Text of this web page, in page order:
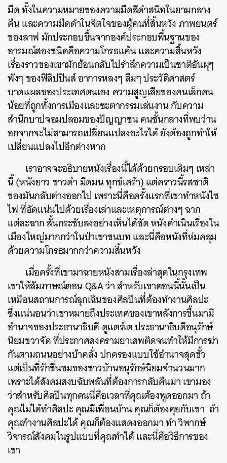
มืด ทั้งในความหมายของความมืดสีดำสนิทในยามกลาง
คืน และความมืดดำในจิตใจของผู้คนที่สิ้นหวัง ภาพยนตร์
ของลาฟ มักประกอบขึ้นจากองค์ประกอบพื้นฐานของ
อารมณ์สองชนิดคือความโกรธแค้น และความสิ้นหวัง
เรื่องราวของเขามักย้อนกลับไปรำลึกความเป็นชาติอันผุๆ
พังๆ ของฟิลิปปินส์ อาการหลงๆ ลืมๆ ประวัติศาสตร์
บาดแผลของประเทศตนเอง ความสูญเสียของคนเล็กคน
น้อยที่ถูกทั้งการเมืองและชะตากรรมเล่นงาน กับความ
สำนึกบาปจอมปลอมของปัญญาชน คนชั้นกลางที่พบว่าน
อกจากจะไม่สามารถเปลี่ยนแปลงอะไรได้ ยังต้องถูกทำให้
เปลี่ยนแปลงไปอีกต่างหาก
เราอาจจะอธิบายหนังเรื่องนี้ได้ด้วยกรอบเดิมๆ เหล่า
นี้ (หนังยาว ขาวดำ มืดมน ทุกข์เศร้า) แต่คราวนี้รสชาติ
ของมันกลับต่างออกไป เพราะนี่คือครั้งแรกที่เขาทำหนังไซ
ไฟ ที่อัดแน่นไปด้วยเรื่องเล่าและเหตุการณ์ต่างๆ ฉาก
แต่ละฉาก สั้นกระชับลงอย่างเห็นได้ชัด หนังดำเนินเรื่องใน
เมืองใหญ่มากกว่าในป่าเขาชนบท และนี่คือหนังที่ห่มคลุม
ด้วยความโกรธมากกว่าความสิ้นหวัง
เมื่อครั้งที่เขามาฉายหนังสามเรื่องล่าสุดในกรุงเทพ
เขาให้สัมภาษณ์ตอน Q&A ว่า สำหรับเขาตอนนี้นั้นเป็น
เหมือนสถานการณ์ฉุกเฉินของศิลปินที่ต้องทำงานศิลปะ
ซึ่งแน่นอนว่าเขาหมายถึงประเทศของเขาหลังการขึ้นมามี
อำนาจของประธานาธิบดี ดูแตร์เต ประธานาธิบดีอนุรักษ์
นิยมขวาจัด ที่ประกาศสงครามยาเสพติดจนทำให้มีการฆ่า
กันตามถนนอย่างบ้าคลั่ง ปกครองแบบใช้อำนาจสุดขั้ว
แต่เป็นที่รักชื่นชมของชาวบ้านอนุรักษ์นิยมจำนวนมาก
เพราะได้สังคมสงบฉับพลันที่ต้องการกลับคืนมา เขามอง
ว่าสำหรับศิลปินทุกคนนี่คือเวลาที่คุณต้องพูดออกมา ถ้า
คุณไม่ได้ทำศิลปะ คุณมีเพื่อนบ้าน คุณก็ต้องคุยกับเขา ถ้า
คุณทำงานศิลปะได้ คุณก็ต้องแสดงออกมา ทำ วิพากษ์
วิจารณ์สังคมในรูปแบบที่คุณทำได้ และนี่คือวิธีการของ
เขา